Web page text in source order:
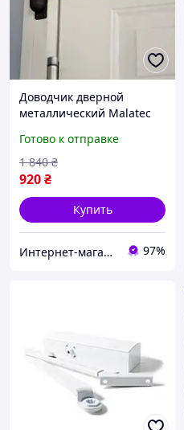
Доводчик дверной
металлический Malatec
пластиковые двери,
Доводчики дл Готово к
отправке
Готово к отправке
920₴
1 840 ₴
Купить
Интернет-магазин "АТМ" 97%